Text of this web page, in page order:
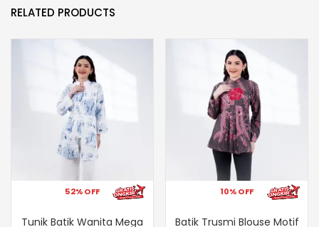
RELATED PRODUCTS
52% OFF
Tunik Batik Wanita Mega
10% OFF
Batik Trusmi Blouse Motif